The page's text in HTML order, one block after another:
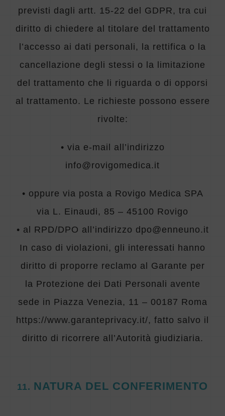
previsti dagli artt. 15-22 del GDPR, tra cui
diritto di chiedere al titolare del trattamento
l’accesso ai dati personali, la rettifica o la
cancellazione degli stessi o la limitazione
del trattamento che li riguarda o di opporsi
al trattamento. Le richieste possono essere
rivolte:
• via e-mail all’indirizzo
info@rovigomedica.it
• oppure via posta a Rovigo Medica SPA
via L. Einaudi, 85 – 45100 Rovigo
• al RPD/DPO all’indirizzo dpo@enneuno.it
In caso di violazioni, gli interessati hanno
diritto di proporre reclamo al Garante per
la Protezione dei Dati Personali avente
sede in Piazza Venezia, 11 – 00187 Roma
https://www.garanteprivacy.it/, fatto salvo il
diritto di ricorrere all’Autorità giudiziaria.
11. NATURA DEL CONFERIMENTO